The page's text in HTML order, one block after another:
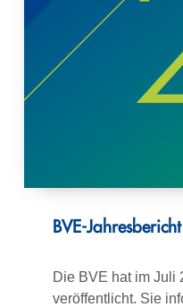
BVE-
Die BVE hat im Juli
veröffentlicht. Sie